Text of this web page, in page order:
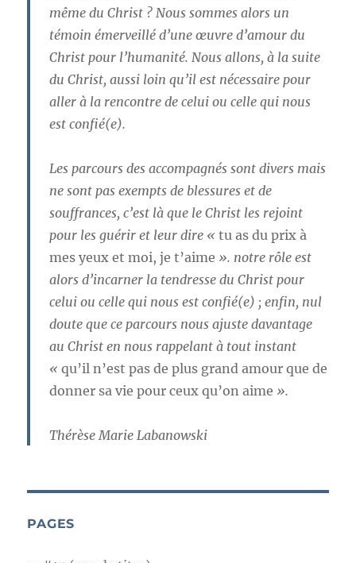
même du Christ ? Nous sommes alors un
témoin émerveillé d’une œuvre d’amour du
Christ pour l’humanité. Nous allons, à la suite
du Christ, aussi loin qu’il est nécessaire pour
aller à la rencontre de celui ou celle qui nous
est confié(e).
Les parcours des accompagnés sont divers mais
ne sont pas exempts de blessures et de
souffrances, c’est là que le Christ les rejoint
pour les guérir et leur dire «tu as du prix à
mes yeux et moi, je t’aime ». notre rôle est
alors d’incarner la tendresse du Christ pour
celui ou celle qui nous est confié(e) ; enfin, nul
doute que ce parcours nous ajuste davantage
au Christ en nous rappelant à tout instant
«qu’il n’est pas de plus grand amour que de
donner sa vie pour ceux qu’on aime ».
Thérèse Marie Labanowski
PAGES